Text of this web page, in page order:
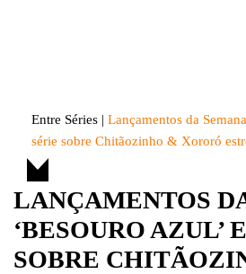
Entre Séries | Lançamentos da
série sobre Chitãozinho & Xororó
LANÇAMENTOS
‘BESOURO AZUL’
SOBRE